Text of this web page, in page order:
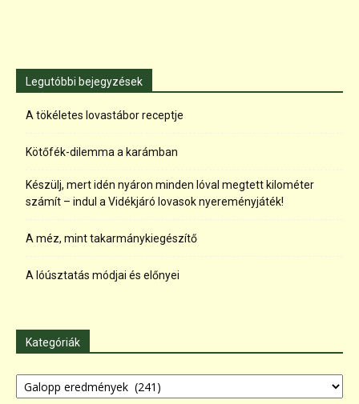
Legutóbbi bejegyzések
A tökéletes lovastábor receptje
Kötőfék-dilemma a karámban
Készülj, mert idén nyáron minden lóval megtett kilométer
számít – indul a Vidékjáró lovasok nyereményjáték!
A méz, mint takarmánykiegészítő
A lóúsztatás módjai és előnyei
Kategóriák
Kategóriák